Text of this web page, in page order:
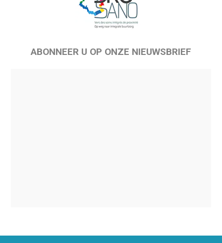
ABONNEER U OP ONZE NIEUWSBRIEF